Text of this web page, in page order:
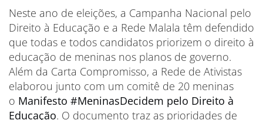
Neste ano de eleições, a Campanha Nacional pelo
Direito à Educação e a Rede Malala têm defendido
que todas e todos candidatos priorizem o direito à
educação de meninas nos planos de governo.
Além da Carta Compromisso, a Rede de Ativistas
elaborou junto com um comitê de 20 meninas
o Manifesto #MeninasDecidem pelo Direito à
Educação. O documento traz as prioridades de